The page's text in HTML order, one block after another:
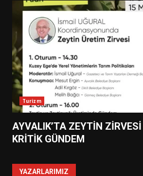
Turizm
AYVALIK’TA ZEYTİN
KRİTİK GÜNDEM
YAZARLARIMIZ